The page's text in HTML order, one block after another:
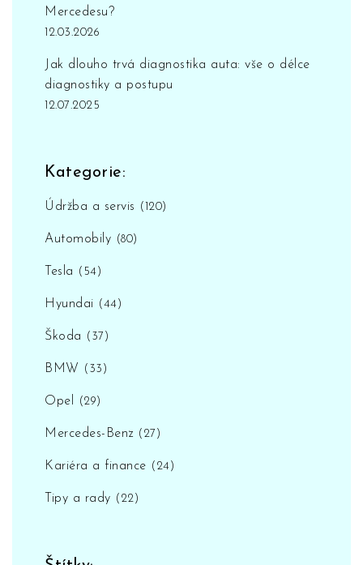
Mercedesu?
12.03.2026
Jak dlouho trvá diagnostika auta: vše o délce
diagnostiky a postupu
12.07.2025
Kategorie:
Údržba a servis (120)
Automobily (80)
Tesla (54)
Hyundai (44)
Škoda (37)
BMW (33)
Opel (29)
Mercedes-Benz (27)
Kariéra a finance (24)
Tipy a rady (22)